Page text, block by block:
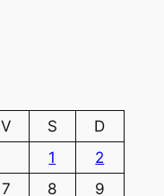
V S
D
1
2
7 8
9